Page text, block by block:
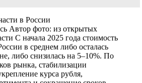
в России
Автор фото: из открытых
С начала 2025 года стоимость
в среднем либо осталась
либо снизилась на 5–10%. По
рынка, стабилизации
курса рубля,